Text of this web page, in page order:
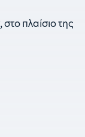
πλαίσιο της